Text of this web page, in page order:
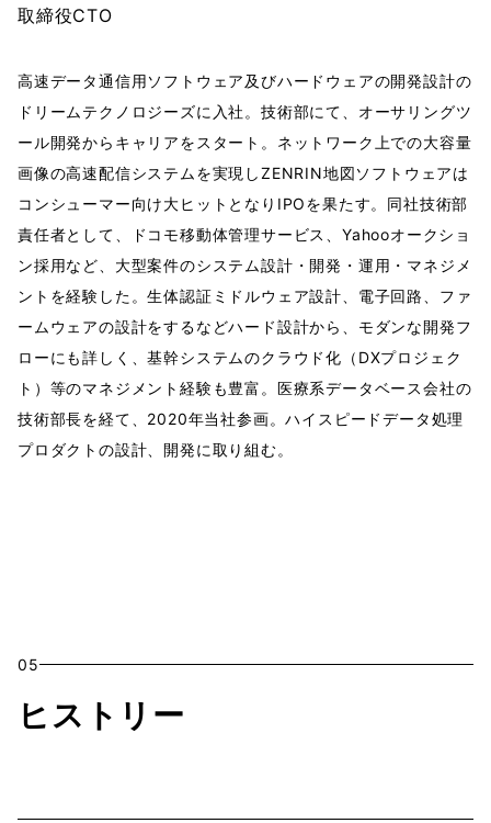
取締役CTO
高速データ通信用ソフトウェア及びハードウェアの開発設計の
ドリームテクノロジーズに入社。技術部にて、オーサリングツ
ール開発からキャリアをスタート。ネットワーク上での大容量
画像の高速配信システムを実現しZENRIN地図ソフトウェアは
コンシューマー向け大ヒットとなりIPOを果たす。同社技術部
責任者として、ドコモ移動体管理サービス、Yahooオークショ
ン採用など、大型案件のシステム設計・開発・運用・マネジメ
ントを経験した。生体認証ミドルウェア設計、電子回路、ファ
ームウェアの設計をするなどハード設計から、モダンな開発フ
ローにも詳しく、基幹システムのクラウド化（DXプロジェク
ト）等のマネジメント経験も豊富。医療系データベース会社の
技術部長を経て、2020年当社参画。ハイスピードデータ処理
プロダクトの設計、開発に取り組む。
05
ヒストリー